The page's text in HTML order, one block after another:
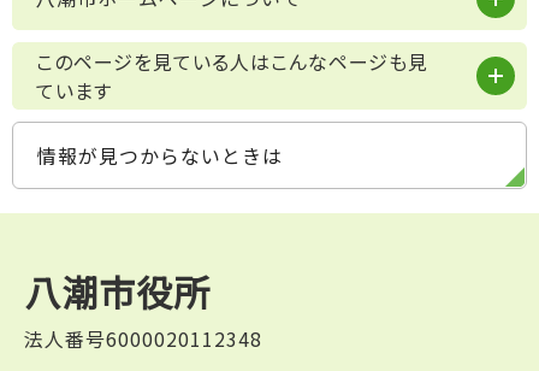
このページを見ている人はこんなページも見
ています
情報が見つからないときは
八潮市役所
法人番号6000020112348